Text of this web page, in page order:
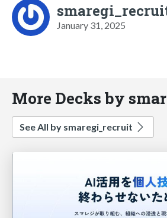
January 31, 2025
More Decks by
See All by smaregi_recruit